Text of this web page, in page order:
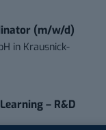
(m/w/d)
in Krausnick-
– R&D